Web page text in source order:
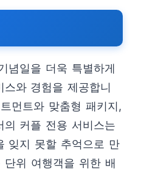
념일을 더욱 특별하게
와 경험을 제공합니
먼트와 맞춤형 패키지,
의 커플 전용 서비스는
잊지 못할 추억으로 만
위 여행객을 위한 배